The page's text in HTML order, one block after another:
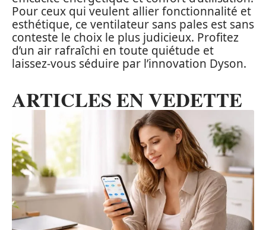
Pour ceux qui veulent allier fonctionnalité et
esthétique, ce ventilateur sans pales est sans
conteste le choix le plus judicieux. Profitez
d’un air rafraîchi en toute quiétude et
laissez-vous séduire par l’innovation Dyson.
ARTICLES EN VEDETTE